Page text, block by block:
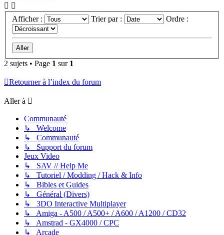
Afficher : Trier par : Ordre :
2 sujets • Page 1 sur 1
Retourner à l’index du forum
Aller à
Communauté
↳ Welcome
↳ Communauté
↳ Support du forum
Jeux Video
↳ SAV // Help Me
↳ Tutoriel / Modding / Hack & Info
↳ Bibles et Guides
↳ Général (Divers)
↳ 3DO Interactive Multiplayer
↳ Amiga - A500 / A500+ / A600 / A1200 / CD32
↳ Amstrad - GX4000 / CPC
↳ Arcade